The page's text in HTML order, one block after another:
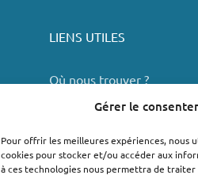
Gérer le
Pour offrir les meilleures expériences, nous
cookies pour stocker et/ou accéder aux
à ces technologies nous permettra de
LIENS UTILES
Où nous trouver ?
Valréas
Le Teil